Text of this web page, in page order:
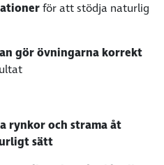
för att stödja naturlig
gör övningarna korrekt
rynkor och strama åt
sätt